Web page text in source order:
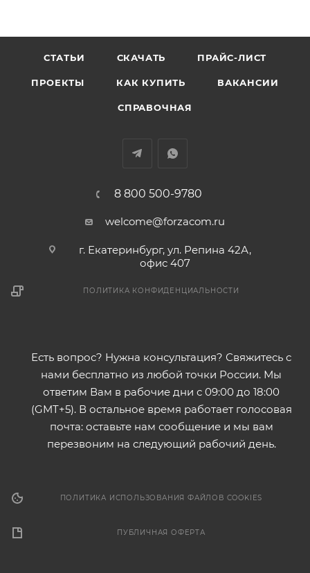
СТАТЬИ СКАЧАТЬ ПРАЙС-ЛИСТ
ПРОЕКТЫ КАК КУПИТЬ ВАКАНСИИ
СПРАВОЧНАЯ
8 800 500-9780
welcome@forzacom.ru
г. Екатеринбург, ул. Репина 42А,
офис 407
ПОЛИТИКА КОНФИДЕНЦИАЛЬНОСТИ
Есть вопрос? Нужна консультация? Свяжитесь с
нами бесплатно из любой точки России. Мы
ответим Вам в рабочие дни с 09:00 до 18:00
(GMT+5). В остальное время работает голосовая
почта: оставьте нам сообщение и мы вам
перезвоним на следующий рабочий день.
ПОЛИТИКА ИСПОЛЬЗОВАНИЯ ФАЙЛОВ COOKIES
ПУБЛИЧНАЯ ОФЕРТА